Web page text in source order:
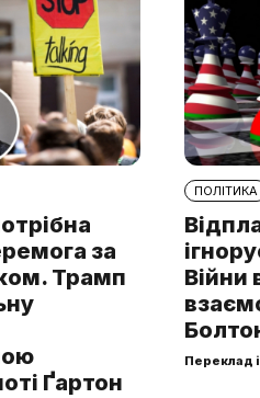
за
Трамп
Ґартон
ПОЛІТИКА
Війни
Переклад